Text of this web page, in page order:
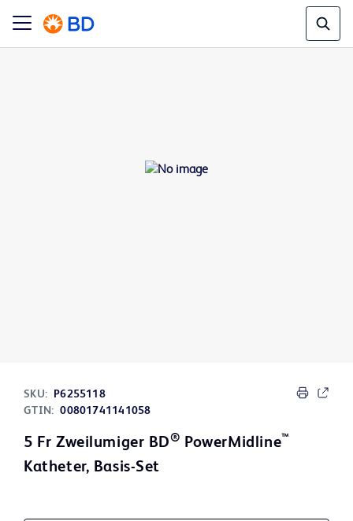
SKU:
P6255118
GTIN: 00801741141058
5 Fr Zweilumiger BD® PowerMidline™
Katheter, Basis-Set